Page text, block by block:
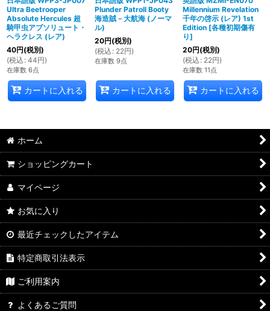
Ultra Beetrooper
Absolute Hercules 超
騎甲虫アブソリュート・
ヘラクレス (レア)
40円(税別)
(税込 : 44円)
在庫数 6点
カートに入れる
Plunder Patroll Booty
海造賊－大航海 (ノーマ
ル)
20円(税別)
(税込 : 22円)
在庫数 9点
カートに入れる
Millennium Revelation
千年の啓示 (レア) 1st
Edition [各種初期傷有
り]
20円(税別)
(税込 : 22円)
在庫数 11点
カートに入れる
ホーム
ショッピングカート
マイページ
お気に入り
最近チェックしたアイテム
特定商取引法表示
ご利用案内
よくあるご質問